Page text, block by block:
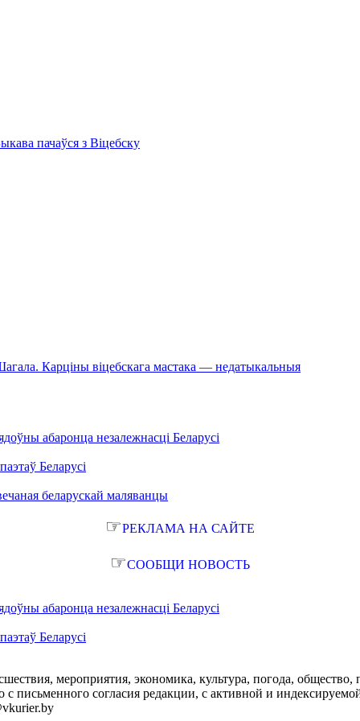
пачаўся з Віцебску
Карціны віцебскага мастака — недатыкальныя
абаронца незалежнасці Беларусі
Беларусі
беларускай маляванцы
☞РЕКЛАМА НА САЙТЕ
☞СООБЩИ НОВОСТЬ
абаронца незалежнасці Беларусі
Беларусі
мероприятия, экономика, культура, погода, общество,
письменного согласия редакции, с активной и